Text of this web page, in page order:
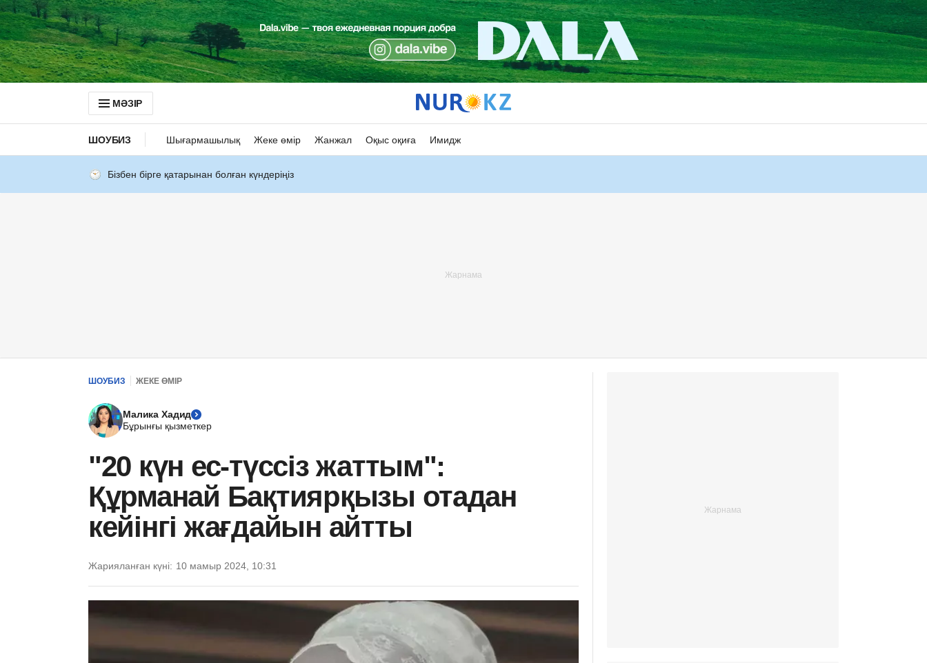
МӘЗІР
ШОУБИЗ Шығармашылық Жеке өмір Жанжал Оқыс оқиға Имидж
Бізбен бірге қатарынан болған күндеріңіз
ШОУБИЗ ЖЕКЕ ӨМІР
Малика Хадид
Бұрынғы қызметкер
"20 күн ес-түссіз жаттым":
Құрманай Бақтиярқызы отадан
кейінгі жағдайын айтты
Жарияланған күні: 10 мамыр 2024, 10:31